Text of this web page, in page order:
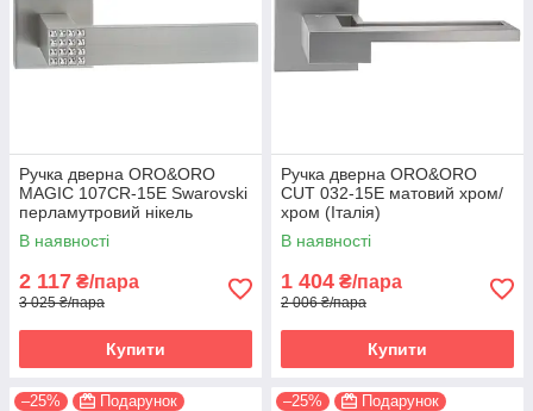
Ручка дверна ORO&ORO
MAGIC 107СR-15E Swarovski
перламутровий нікель
(Італія)
В наявності
2 117 ₴/пара
3 025 ₴/пара
Купити
Ручка дверна ORO&ORO
CUT 032-15E матовий хром/
хром (Італія)
В наявності
1 404 ₴/пара
2 006 ₴/пара
Купити
–25% Подарунок –25% Подарунок